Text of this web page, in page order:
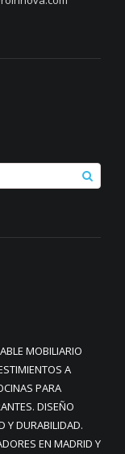
MOBILIARIO
A
PARA
DISEÑO
Y DURABILIDAD.
EN MADRID Y